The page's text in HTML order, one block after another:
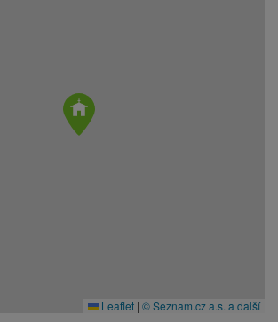
Leaflet | © Seznam.cz a.s. a další